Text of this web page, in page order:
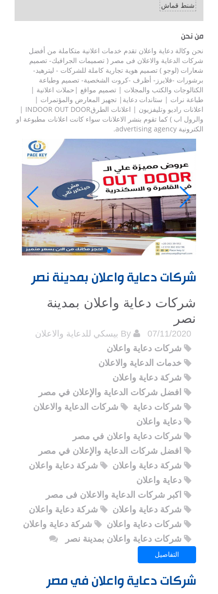
شنط قماش
من نحن
نحن وكالة دعاية واعلان تقدم خدمات اعلانية متكاملة من أفضل
شركات الدعاية والاعلان فى مصر ( تصميمات الجرافيك- تصميم
شعارات (لوجو ) تصميم هوية تجارية كاملة للشركات - ليترهيد-
برشورات -فلايرز- أظرف -كروت الشخصية- تصميم وطباعة
الكتالوجات والكتب والمجلات | تصميم مواقع |حملات اعلانية |
طباعة نرات | ستاندات دعاية| تجهيز المعارض والمؤتمرات |
اعلانات راديو وتليفزيون | اعلانات الطرقINDOOR OUT DOOR |
والرول اب ) كما تقوم بنشر الاعلانات سواء كانت اعلانات مطبوعة او
الكترونية advertising agency.
شركات دعاية واعلان بمدينة نصر
شركات دعاية واعلان بمدينة
نصر
07/11/2020
بيسكي للدعاية والاعلان
شركات دعاية واعلان
خدمات الدعاية والاعلان
شركة دعاية واعلان
افضل شركات الدعاية والإعلان في مصر
شركات دعاية
شركات الدعاية والاعلان
دعاية واعلان
شركات دعاية واعلان في مصر
افضل شركات الدعاية والإعلان في مصر
شركة دعاية واعلان
شركة دعاية واعلان
دعاية واعلان
اكبر شركات الدعاية والاعلان فى مصر
شركة دعاية واعلان
شركة دعاية واعلان
شركات دعاية واعلان
شركة دعاية واعلان
شركات دعاية واعلان بمدينة نصر
التفاصيل
شركات دعاية واعلان في مصر